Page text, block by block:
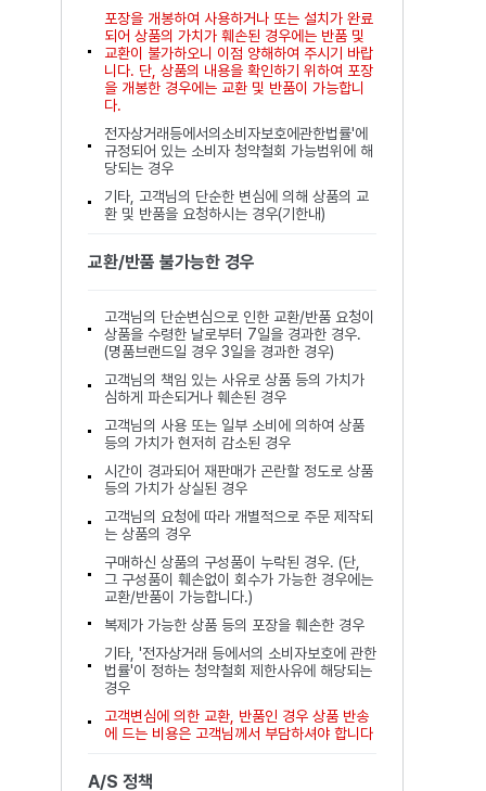
포장을 개봉하여 사용하거나 또는 설치가 완료
되어 상품의 가치가 훼손된 경우에는 반품 및
교환이 불가하오니 이점 양해하여 주시기 바랍
니다. 단, 상품의 내용을 확인하기 위하여 포장
을 개봉한 경우에는 교환 및 반품이 가능합니
다.
전자상거래등에서의소비자보호에관한법률'에
규정되어 있는 소비자 청약철회 가능범위에 해
당되는 경우
기타, 고객님의 단순한 변심에 의해 상품의 교
환 및 반품을 요청하시는 경우(기한내)
교환/반품 불가능한 경우
고객님의 단순변심으로 인한 교환/반품 요청이
상품을 수령한 날로부터 7일을 경과한 경우.
(명품브랜드일 경우 3일을 경과한 경우)
고객님의 책임 있는 사유로 상품 등의 가치가
심하게 파손되거나 훼손된 경우
고객님의 사용 또는 일부 소비에 의하여 상품
등의 가치가 현저히 감소된 경우
시간이 경과되어 재판매가 곤란할 정도로 상품
등의 가치가 상실된 경우
고객님의 요청에 따라 개별적으로 주문 제작되
는 상품의 경우
구매하신 상품의 구성품이 누락된 경우. (단,
그 구성품이 훼손없이 회수가 가능한 경우에는
교환/반품이 가능합니다.)
복제가 가능한 상품 등의 포장을 훼손한 경우
기타, '전자상거래 등에서의 소비자보호에 관한
법률'이 정하는 청약철회 제한사유에 해당되는
경우
고객변심에 의한 교환, 반품인 경우 상품 반송
에 드는 비용은 고객님께서 부담하셔야 합니다
A/S 정책